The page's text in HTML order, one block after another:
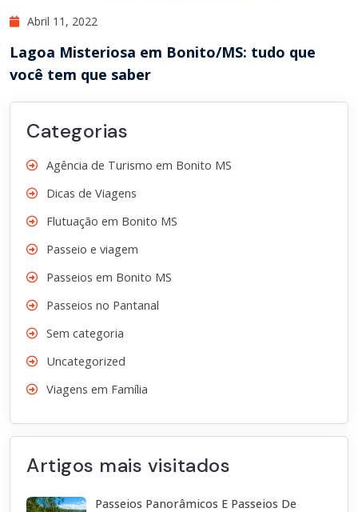
Abril 11, 2022
Lagoa Misteriosa em Bonito/MS: tudo que
você tem que saber
Categorias
Agência de Turismo em Bonito MS
Dicas de Viagens
Flutuação em Bonito MS
Passeio e viagem
Passeios em Bonito MS
Passeios no Pantanal
Sem categoria
Uncategorized
Viagens em Família
Artigos mais visitados
Passeios Panorâmicos E Passeios De